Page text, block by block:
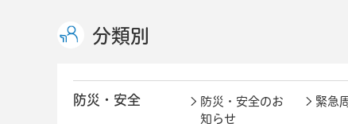
分類別
防災・安全
防災・安全のお
知らせ
緊急